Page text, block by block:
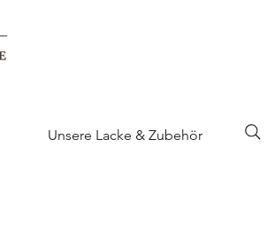
Unsere Lacke & Zubehör